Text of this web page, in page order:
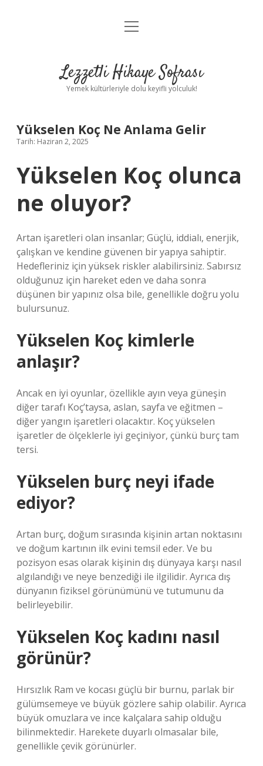
Anasayfa
Yasal Uyarı
menüyü
Lezzetli Hikaye Sofrası
Yemek kültürleriyle dolu keyifli yolculuk!
Yükselen Koç Ne Anlama Gelir
Tarih: Haziran 2, 2025
Yükselen Koç olunca
ne oluyor?
Artan işaretleri olan insanlar; Güçlü, iddialı, enerjik,
çalışkan ve kendine güvenen bir yapıya sahiptir.
Hedefleriniz için yüksek riskler alabilirsiniz. Sabırsız
olduğunuz için hareket eden ve daha sonra
düşünen bir yapınız olsa bile, genellikle doğru yolu
bulursunuz.
Yükselen Koç kimlerle
anlaşır?
Ancak en iyi oyunlar, özellikle ayın veya güneşin
diğer tarafı Koç’taysa, aslan, sayfa ve eğitmen –
diğer yangın işaretleri olacaktır. Koç yükselen
işaretler de ölçeklerle iyi geçiniyor, çünkü burç tam
tersi.
Yükselen burç neyi ifade
ediyor?
Artan burç, doğum sırasında kişinin artan noktasını
ve doğum kartının ilk evini temsil eder. Ve bu
pozisyon esas olarak kişinin dış dünyaya karşı nasıl
algılandığı ve neye benzediği ile ilgilidir. Ayrıca dış
dünyanın fiziksel görünümünü ve tutumunu da
belirleyebilir.
Yükselen Koç kadını nasıl
görünür?
Hırsızlık Ram ve kocası güçlü bir burnu, parlak bir
gülümsemeye ve büyük gözlere sahip olabilir. Ayrıca
büyük omuzlara ve ince kalçalara sahip olduğu
bilinmektedir. Harekete duyarlı olmasalar bile,
genellikle çevik görünürler.